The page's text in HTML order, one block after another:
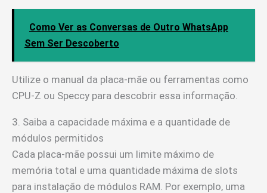
Como Ver as Conversas de Outro WhatsApp
Sem Ser Descoberto
Utilize o manual da placa-mãe ou ferramentas como
CPU-Z ou Speccy para descobrir essa informação.
3. Saiba a capacidade máxima e a quantidade de
módulos permitidos
Cada placa-mãe possui um limite máximo de
memória total e uma quantidade máxima de slots
para instalação de módulos RAM. Por exemplo, uma